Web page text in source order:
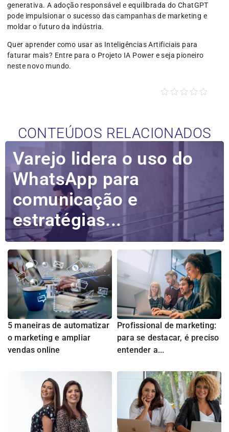
generativa. A adoção responsável e equilibrada do ChatGPT
pode impulsionar o sucesso das campanhas de marketing e
moldar o futuro da indústria.
Quer aprender como usar as Inteligências Artificiais para
faturar mais? Entre para o Projeto IA Power e seja pioneiro
neste novo mundo.
CONTEÚDOS RELACIONADOS
Varejo lidera o uso do
WhatsApp para
comunicação e
estratégias...
5 maneiras de automatizar
o marketing e ampliar
vendas online
Profissional de marketing:
para se destacar, é preciso
entender a...